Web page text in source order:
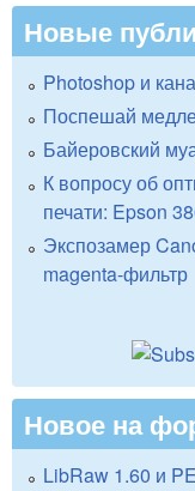
Новые
Photoshop и
Поспешай
Байеровский
К вопросу об
печати: Epson
Экспозамер
magenta-фильтр
Новое на
LibRaw 1.60 и